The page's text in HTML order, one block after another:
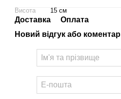
Висота 15 см
Доставка
Оплата
Новий відгук або коментар